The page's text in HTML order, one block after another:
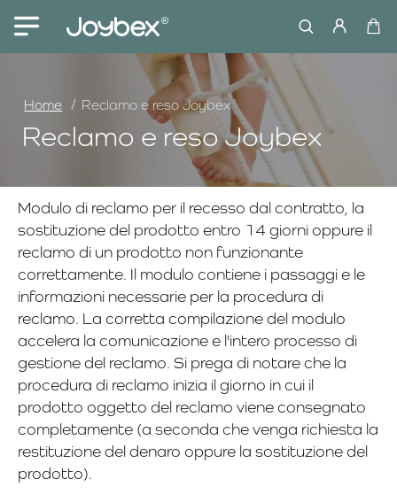
Reclamo e reso Joybex
HomehomeReclamo e reso Joybex
Modulo di reclamo per il recesso dal contratto, la
sostituzione del prodotto entro 14 giorni oppure il
reclamo di un prodotto non funzionante
correttamente. Il modulo contiene i passaggi e le
informazioni necessarie per la procedura di
reclamo. La corretta compilazione del modulo
accelera la comunicazione e l'intero processo di
gestione del reclamo. Si prega di notare che la
procedura di reclamo inizia il giorno in cui il
prodotto oggetto del reclamo viene consegnato
completamente (a seconda che venga richiesta la
restituzione del denaro oppure la sostituzione del
prodotto).